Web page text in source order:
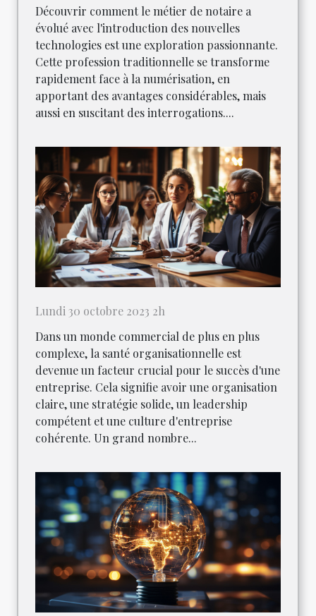
Découvrir comment le métier de notaire a
évolué avec l'introduction des nouvelles
technologies est une exploration passionnante.
Cette profession traditionnelle se transforme
rapidement face à la numérisation, en
apportant des avantages considérables, mais
aussi en suscitant des interrogations....
Lundi 30 octobre 2023 2h
Dans un monde commercial de plus en plus
complexe, la santé organisationnelle est
devenue un facteur crucial pour le succès d'une
entreprise. Cela signifie avoir une organisation
claire, une stratégie solide, un leadership
compétent et une culture d'entreprise
cohérente. Un grand nombre...